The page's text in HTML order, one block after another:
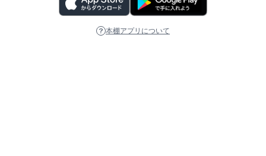
本棚アプリについて